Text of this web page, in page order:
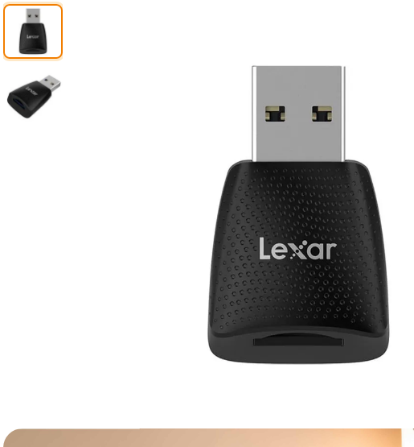
card memorie
sony fx
dji mic mini
dji osmo pocket 4